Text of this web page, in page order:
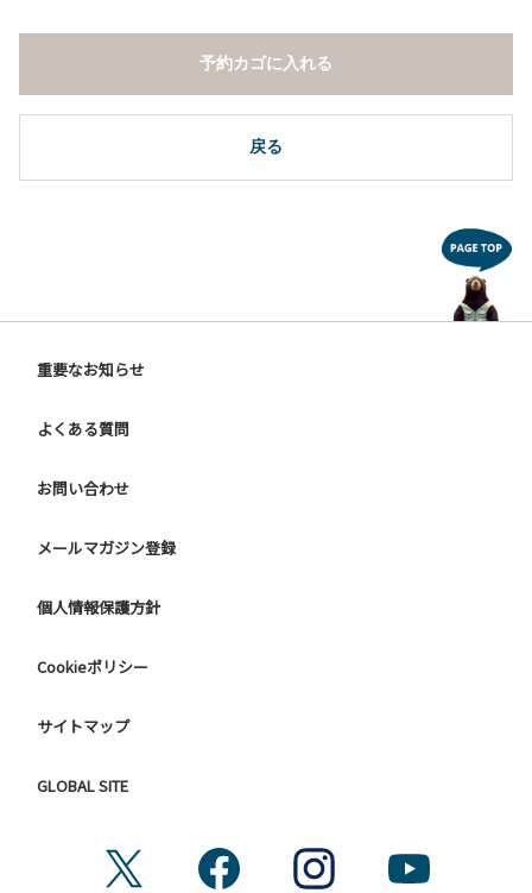
１．全室禁煙です。
２．動物（ペット類）の同伴はご遠慮願います。
３．備品の持ち出しはしないでください。
４．ご訪問客と常設テント内での面会はご遠慮願います。
戻る
予約カゴに入れる
重要なお知らせ
よくある質問
お問い合わせ
メールマガジン登録
個人情報保護方針
Cookieポリシー
サイトマップ
GLOBAL SITE